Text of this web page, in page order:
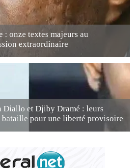
: onze textes majeurs au
extraordinaire
Diallo et Djiby Dramé : leurs
bataille pour une liberté provisoire